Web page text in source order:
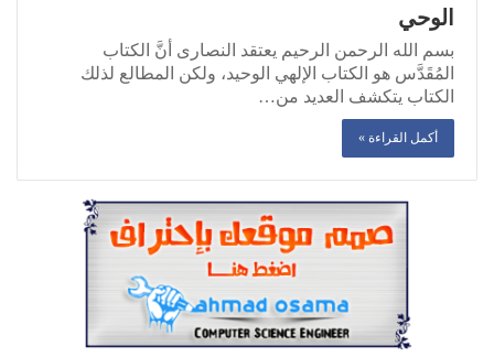
الوحي
بسم الله الرحمن الرحيم يعتقد النصارى أنَّ الكتاب
المُقَدَّس هو الكتاب الإلهي الوحيد، ولكن المطالع لذلك
الكتاب يتكشف العديد من…
أكمل القراءة »